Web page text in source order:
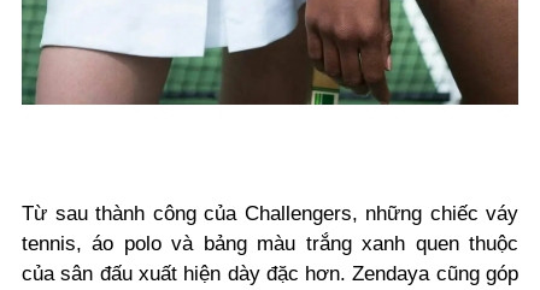
Từ sau thành công của Challengers, những chiếc váy
tennis, áo polo và bảng màu trắng xanh quen thuộc
của sân đấu xuất hiện dày đặc hơn. Zendaya cũng góp